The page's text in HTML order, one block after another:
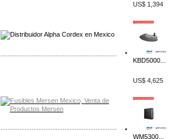
-------------------------------------------------
-------------------------------------------------
US$ 1,394
KBD5000...
US$ 4,625
WM5300...